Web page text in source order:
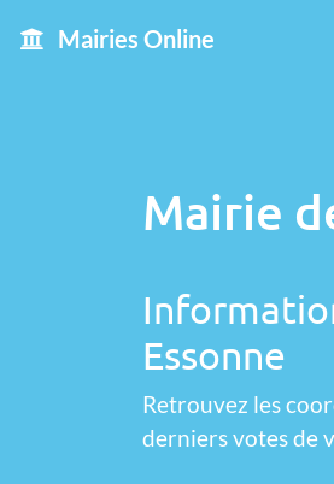
Mairies Online
Mairie
Essonne
Retrouvez les
derniers votes de